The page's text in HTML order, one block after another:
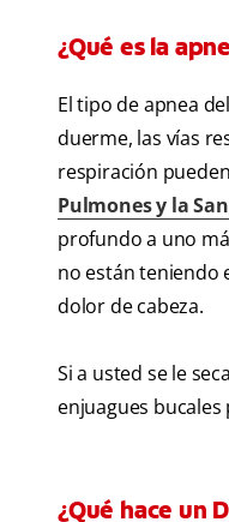
¿Qué es la
El tipo de apnea
duerme, las vías
respiración
Pulmones y la
profundo a uno
no están teniendo
dolor de cabeza.
Si a usted se le
enjuagues
¿Qué hace un